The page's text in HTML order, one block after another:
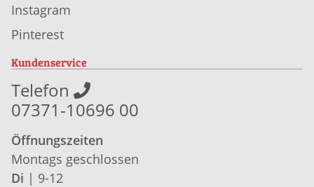
Instagram
Pinterest
Kundenservice
Telefon
07371-10696 00
Öffnungszeiten
Montags geschlossen
Di | 9-12